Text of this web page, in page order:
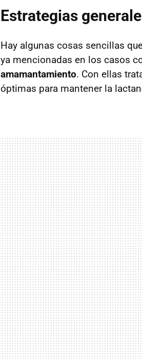
Estrategias
Hay algunas cosas sencillas
ya mencionadas en los casos
amamantamiento. Con ellas
óptimas para mantener la